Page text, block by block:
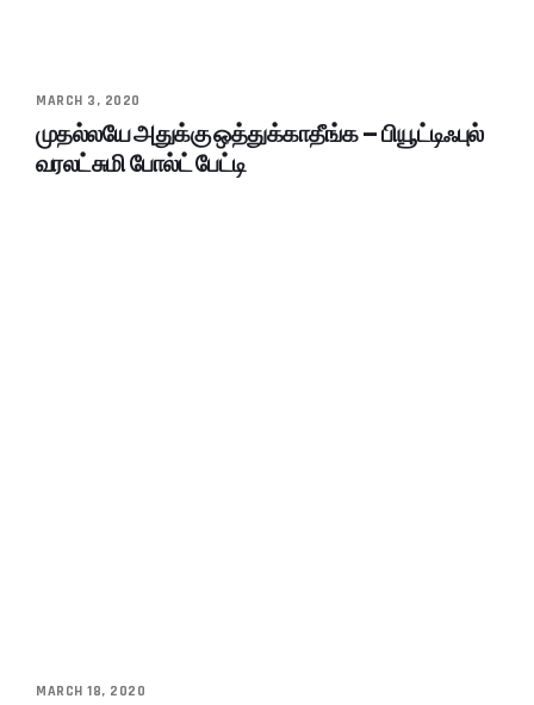
MARCH 3, 2020
முதல்லயே அதுக்கு ஒத்துக்காதீங்க – பியூட்டிஃபுல்
வரலட்சுமி போல்ட் பேட்டி
MARCH 18, 2020